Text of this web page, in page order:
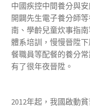
中國疾控中間養分與
開闢先生電子養分師
南、學齡兒童炊事指
體系培訓，慢慢晉陞
餐職員等配餐的養分
有了很年夜晉陞。
2012年起，我國啟動